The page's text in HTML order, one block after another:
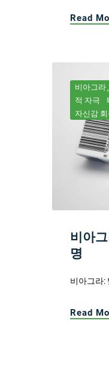
Read
비아그라
적 자극
자신감 회
비아
명
비아그라:
Read